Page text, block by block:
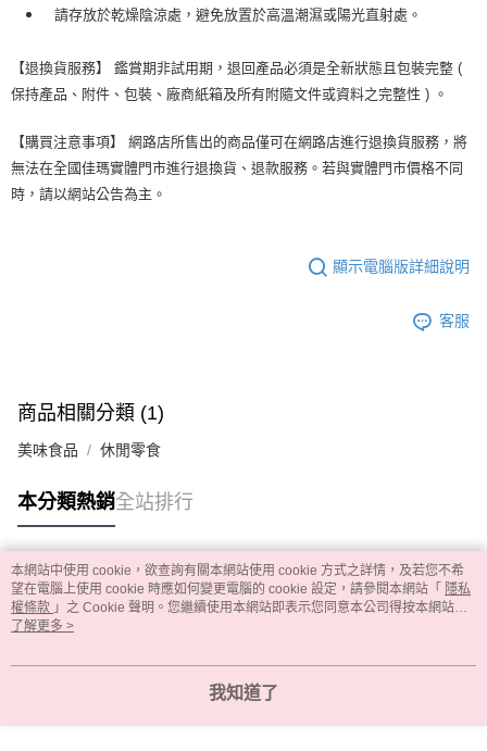
請存放於乾燥陰涼處，避免放置於高溫潮濕或陽光直射處。
【退換貨服務】 鑑賞期非試用期，退回產品必須是全新狀態且包裝完整 (
保持產品、附件、包裝、廠商紙箱及所有附隨文件或資料之完整性 ) 。
【購買注意事項】 網路店所售出的商品僅可在網路店進行退換貨服務，將
無法在全國佳瑪實體門市進行退換貨、退款服務。若與實體門市價格不同
時，請以網站公告為主。
顯示電腦版詳細說明
客服
商品相關分類 (1)
美味食品 休閒零食
本分類熱銷全站排行
熱門標籤
本網站中使用 cookie，欲查詢有關本網站使用 cookie 方式之詳情，及若您不希
望在電腦上使用 cookie 時應如何變更電腦的 cookie 設定，請參閱本網站「 隱私
權條款 」之 Cookie 聲明。您繼續使用本網站即表示您同意本公司得按本網站使
用條款之 Cookie 聲明使用 cookie。
了解更多 >
我知道了